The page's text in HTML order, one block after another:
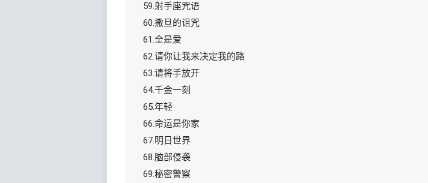
59.射手座咒语
60.撒旦的诅咒
61.全是爱
62.请你让我来决定我的路
63.请将手放开
64.千金一刻
65.年轻
66.命运是你家
67.明日世界
68.脑部侵袭
69.秘密警察